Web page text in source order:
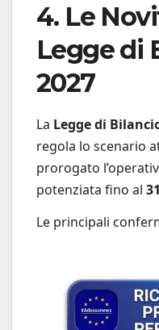
4. Le
Legge di
2027
La Legge di
regola lo scenario
prorogato
potenziata fino al
Le principali